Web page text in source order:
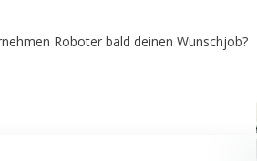
Roboter bald deinen Wunschjob?